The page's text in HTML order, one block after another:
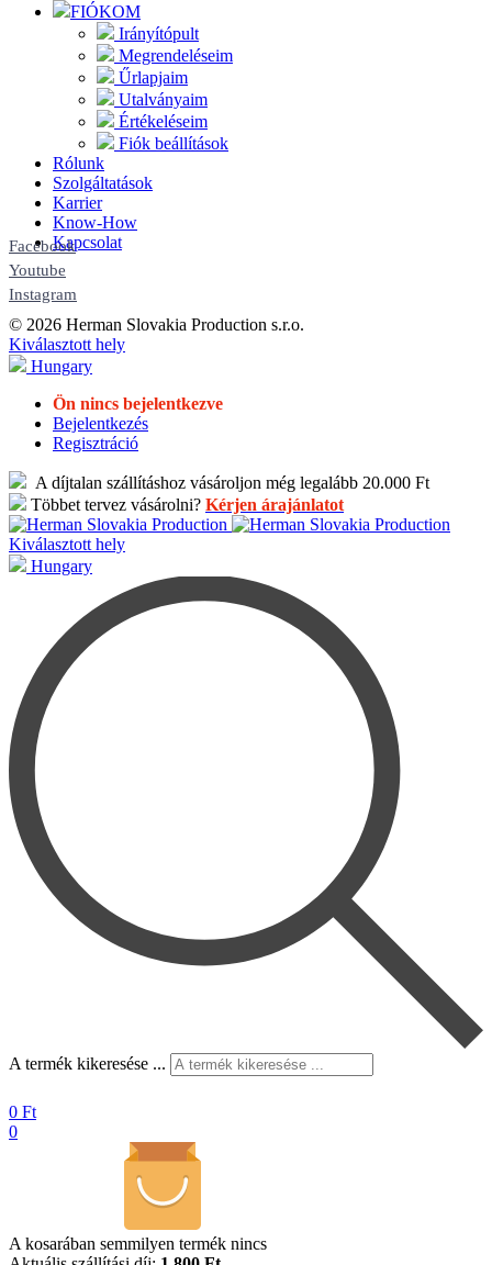
FIÓKOM
Irányítópult
Megrendeléseim
Űrlapjaim
Utalványaim
Értékeléseim
Fiók beállítások
Rólunk
Szolgáltatások
Karrier
Know-How
Kapcsolat
Facebook
Youtube
Instagram
© 2026 Herman Slovakia Production s.r.o.
Kiválasztott hely
Hungary
Ön nincs bejelentkezve
Bejelentkezés
Regisztráció
A díjtalan szállításhoz vásároljon még legalább 20.000 Ft
Többet tervez vásárolni? Kérjen árajánlatot
Kiválasztott hely
Hungary
A termék kikeresése ...
0 Ft
0
A kosarában semmilyen termék nincs